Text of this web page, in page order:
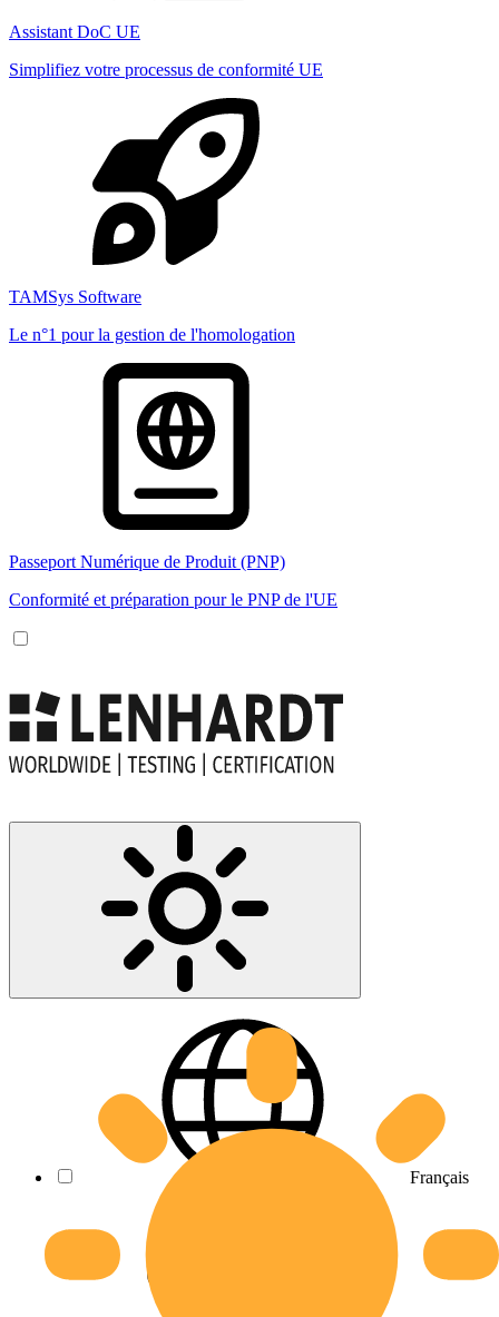
Assistant DoC UE
Simplifiez votre processus de conformité UE
TAMSys Software
Le n°1 pour la gestion de l'homologation
Passeport Numérique de Produit (PNP)
Conformité et préparation pour le PNP de l'UE
Français